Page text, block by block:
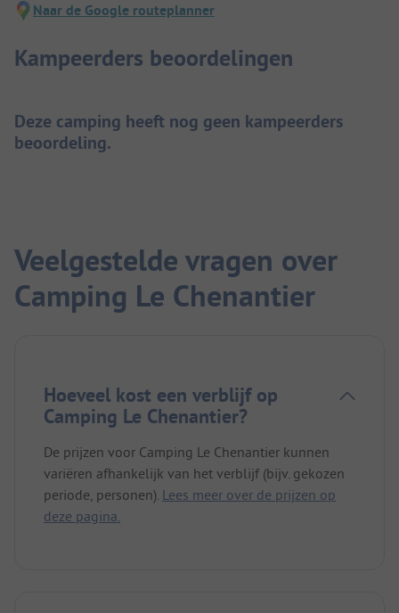
Naar de Google routeplanner
Kampeerders beoordelingen
Deze camping heeft nog geen kampeerders
beoordeling.
Veelgestelde vragen over
Camping Le Chenantier
Hoeveel kost een verblijf op
Camping Le Chenantier?
De prijzen voor Camping Le Chenantier kunnen
variëren afhankelijk van het verblijf (bijv. gekozen
periode, personen). Lees meer over de prijzen op
deze pagina.